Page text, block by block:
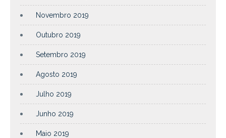
Novembro 2019
Outubro 2019
Setembro 2019
Agosto 2019
Julho 2019
Junho 2019
Maio 2019